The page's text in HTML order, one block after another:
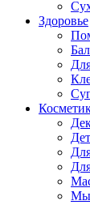
Здоровье